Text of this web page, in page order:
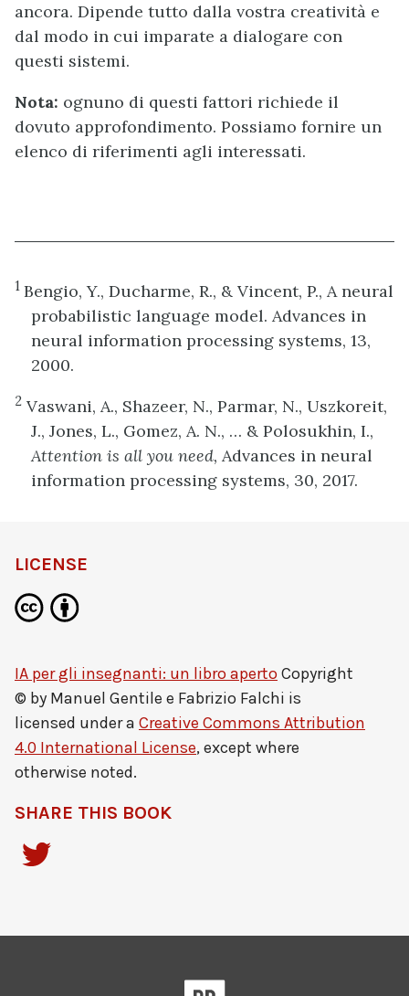
ancora. Dipende tutto dalla vostra creatività e
dal modo in cui imparate a dialogare con
questi sistemi.
Nota: ognuno di questi fattori richiede il
dovuto approfondimento. Possiamo fornire un
elenco di riferimenti agli interessati.
1 Bengio, Y., Ducharme, R., & Vincent, P., A neural
probabilistic language model. Advances in
neural information processing systems, 13,
2000.
2 Vaswani, A., Shazeer, N., Parmar, N., Uszkoreit,
J., Jones, L., Gomez, A. N., … & Polosukhin, I.,
Attention is all you need, Advances in neural
information processing systems, 30, 2017.
LICENSE
IA per gli insegnanti: un libro apertoCopyright
© by Manuel Gentile e Fabrizio Falchi is
licensed under a Creative Commons Attribution
4.0 International License, except where
otherwise noted.
SHARE THIS BOOK